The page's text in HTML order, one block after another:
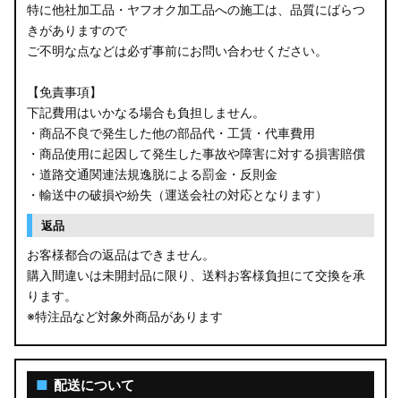
特に他社加工品・ヤフオク加工品への施工は、品質にばらつ
きがありますので
ご不明な点などは必ず事前にお問い合わせください。
【免責事項】
下記費用はいかなる場合も負担しません。
・商品不良で発生した他の部品代・工賃・代車費用
・商品使用に起因して発生した事故や障害に対する損害賠償
・道路交通関連法規逸脱による罰金・反則金
・輸送中の破損や紛失（運送会社の対応となります）
返品
お客様都合の返品はできません。
購入間違いは未開封品に限り、送料お客様負担にて交換を承
ります。
※特注品など対象外商品があります
■ 配送について